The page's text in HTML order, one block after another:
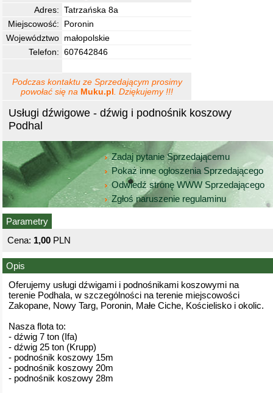
Usługi dźwigowe - dźwig i podnośnik koszowy
Podhal
Zadaj pytanie Sprzedającemu
Pokaż inne ogłoszenia Sprzedającego
Odwiedź stronę WWW Sprzedającego
Zgłoś naruszenie regulaminu
Parametry
Cena: 1,00 PLN
Adres: Tatrzańska 8a
Miejscowość:
Poronin
Województwo małopolskie
Telefon: 607642846
Podczas kontaktu ze Sprzedającym prosimy
powołać się na Muku.pl . Dziękujemy !!!
Opis
Oferujemy usługi dźwigami i podnośnikami koszowymi na
terenie Podhala, w szczególności na terenie miejscowości
Zakopane, Nowy Targ, Poronin, Małe Ciche, Kościelisko i okolic.
Nasza flota to:
- dźwig 7 ton (Ifa)
- dźwig 25 ton (Krupp)
- podnośnik koszowy 15m
- podnośnik koszowy 20m
- podnośnik koszowy 28m